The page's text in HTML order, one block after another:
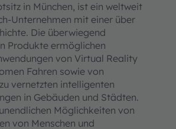
in München, ist ein weltweit
Unternehmen mit einer über
Die überwiegend
Produkte ermöglichen
von Virtual Reality
Fahren sowie von
vernetzten intelligenten
in Gebäuden und Städten.
Möglichkeiten von
von Menschen und